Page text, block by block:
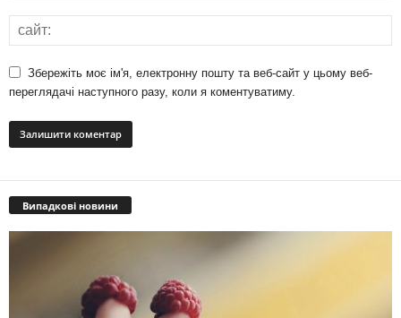
Збережіть моє ім'я, електронну пошту та веб-сайт у цьому веб-
переглядачі наступного разу, коли я коментуватиму.
Випадкові новини